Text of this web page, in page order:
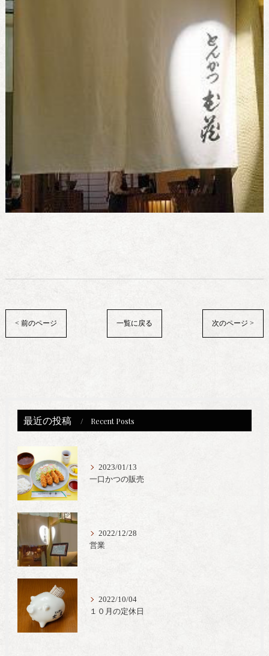
< 前のページ 一覧に戻る 次のページ >
最近の投稿 Recent Posts
2023/01/13
一口かつの販売
2022/12/28
営業
2022/10/04
１０月の定休日